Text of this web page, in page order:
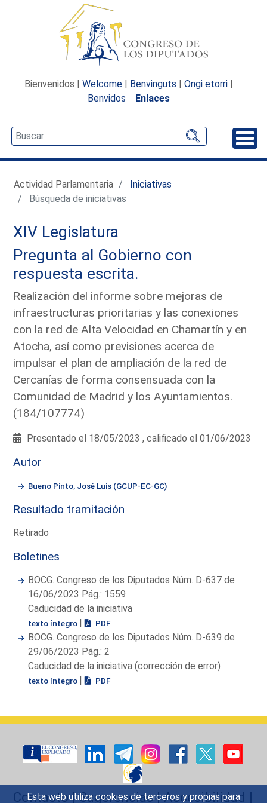
Esta web utiliza cookies de terceros y propias para
Bienvenidos | Welcome | Benvinguts | Ongi etorri |
Benvidos
Enlaces
Actividad Parlamentaria
Iniciativas
Búsqueda de iniciativas
XIV Legislatura
Pregunta al Gobierno con
respuesta escrita.
Realización del informe sobre mejoras de
infraestructuras prioritarias y las conexiones
con la red de Alta Velocidad en Chamartín y en
Atocha, así como previsiones acerca de
impulsar el plan de ampliación de la red de
Cercanías de forma consensuada con la
Comunidad de Madrid y los Ayuntamientos.
(184/107774)
Presentado el 18/05/2023 , calificado el 01/06/2023
Autor
Bueno Pinto, José Luis (GCUP-EC-GC)
Resultado tramitación
Retirado
Boletines
BOCG. Congreso de los Diputados Núm. D-637 de
16/06/2023 Pág.: 1559
Caducidad de la iniciativa
texto íntegro | PDF
BOCG. Congreso de los Diputados Núm. D-639 de
29/06/2023 Pág.: 2
Caducidad de la iniciativa (corrección de error)
texto íntegro | PDF
Contacto|Sugerencias|Accesibilidad |